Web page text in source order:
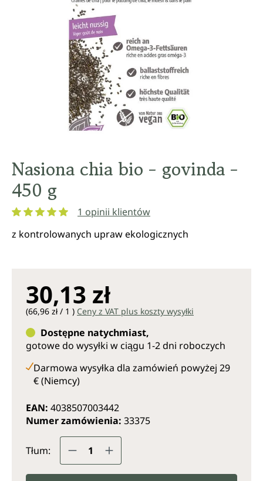
Nasiona chia bio - govinda -
450 g
1 opinii klientów
z kontrolowanych upraw ekologicznych
30,13 zł
(66,96 zł / 1 ) Ceny z VAT plus koszty wysyłki
Dostępne natychmiast,
gotowe do wysyłki w ciągu 1-2 dni roboczych
Darmowa wysyłka dla zamówień powyżej 29
€ (Niemcy)
EAN: 4038507003442
Numer zamówienia: 33375
Tłum: Ilość produktu: Wprowadź